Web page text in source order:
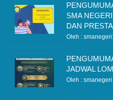
SMA
DAN
Oleh :
JADWAL
Oleh :